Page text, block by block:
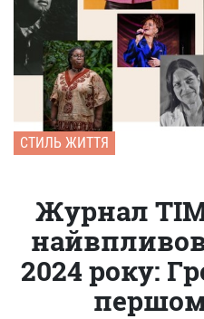
СТИЛЬ ЖИТТЯ
Журнал
2024 року: